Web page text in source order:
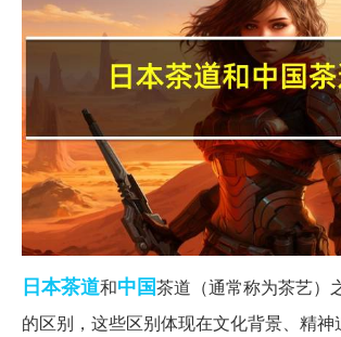
日本茶道和中国茶道（通常称为茶艺）
的区别，这些区别体现在文化背景、精神